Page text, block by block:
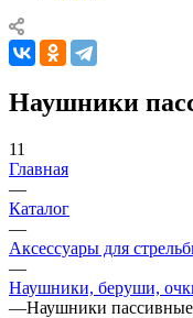
Наушники
11
Главная
—
Каталог
—
Аксессуары для
—
Наушники, беруши,
—Наушники